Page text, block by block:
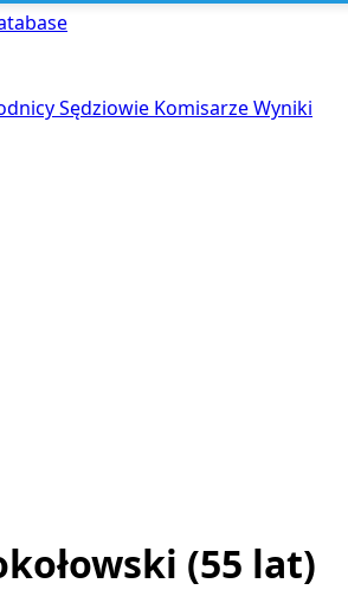
Sędziowie KomisarzeWyniki
(55 lat)